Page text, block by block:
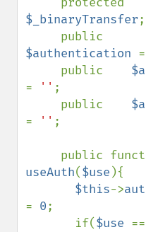
$_binaryTransfer;
$authentication =
     public
=
'' ;
     public
=
'' ;
useAuth($use ){
$this->
= 0;
       if(
$use ==